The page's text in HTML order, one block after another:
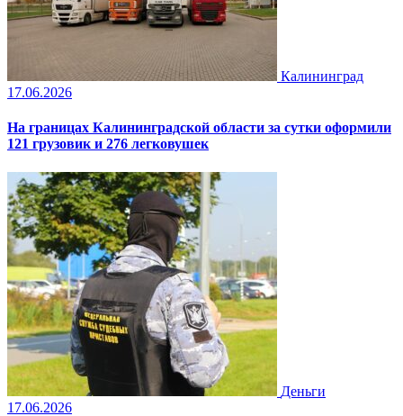
Калининград
17.06.2026
На границах Калининградской области за сутки оформили
121 грузовик и 276 легковушек
Деньги
17.06.2026